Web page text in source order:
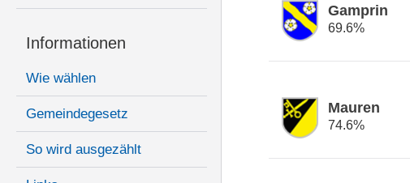
Informationen
Wie wählen
Gemeindegesetz
So wird ausgezählt
Gamprin
69.6%
Mauren
74.6%